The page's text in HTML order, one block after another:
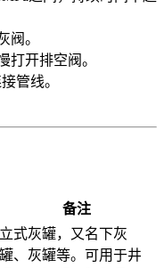
阀。
打开排空阀。
管线。
备注
立式灰罐，又名下灰
罐、灰罐等。可用于井